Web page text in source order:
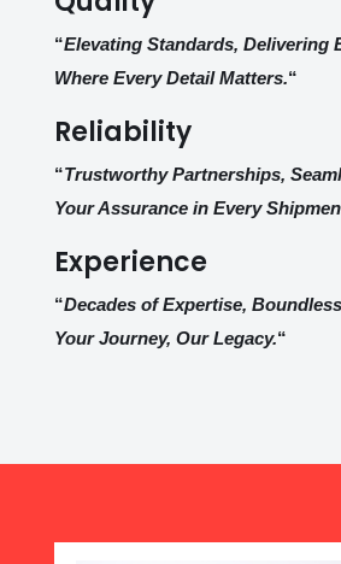
“Elevating Standards, Delivering
Where Every Detail Matters.“
Reliability
“Trustworthy Partnerships,
Your Assurance in Every
Experience
“Decades of Expertise,
Your Journey, Our Legacy.“